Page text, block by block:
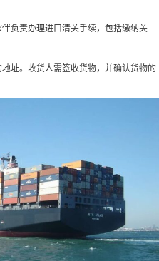
负责办理进口清关手续，包括缴纳关
址。收货人需签收货物，并确认货物的